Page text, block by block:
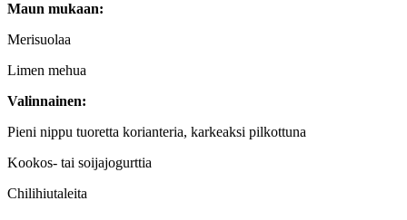
Maun mukaan:
Merisuolaa
Limen mehua
Valinnainen:
Pieni nippu tuoretta korianteria, karkeaksi pilkottuna
Kookos- tai soijajogurttia
Chilihiutaleita